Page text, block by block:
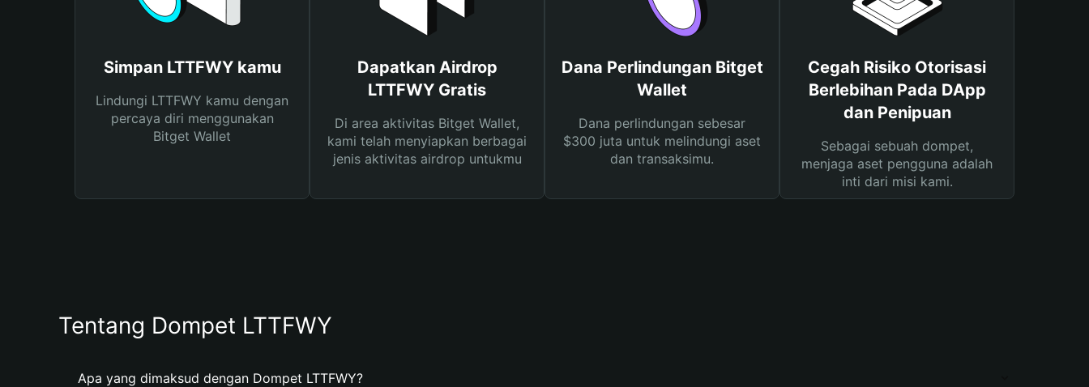
Simpan LTTFWY kamu
Lindungi LTTFWY kamu dengan
percaya diri menggunakan
Bitget Wallet
Dapatkan Airdrop
LTTFWY Gratis
Di area aktivitas Bitget Wallet,
kami telah menyiapkan berbagai
jenis aktivitas airdrop untukmu
Dana Perlindungan Bitget
Wallet
Dana perlindungan sebesar
$300 juta untuk melindungi aset
dan transaksimu.
Cegah Risiko Otorisasi
Berlebihan Pada DApp
dan Penipuan
Sebagai sebuah dompet,
menjaga aset pengguna adalah
inti dari misi kami.
Tentang Dompet LTTFWY
Apa yang dimaksud dengan Dompet LTTFWY?